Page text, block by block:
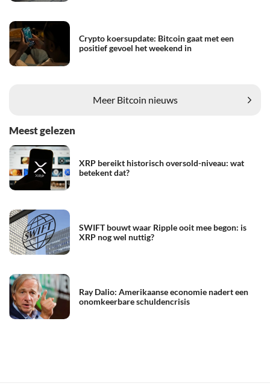
Crypto koersupdate: Bitcoin gaat met een
positief gevoel het weekend in
Meer Bitcoin nieuws
Meest gelezen
XRP bereikt historisch oversold-niveau: wat
betekent dat?
SWIFT bouwt waar Ripple ooit mee begon: is
XRP nog wel nuttig?
Ray Dalio: Amerikaanse economie nadert een
onomkeerbare schuldencrisis